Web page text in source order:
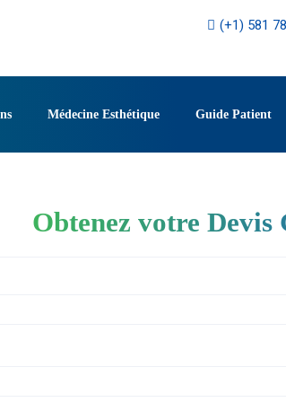
(+1) 581
Médecine Esthétique Guide Patient
Obtenez votre